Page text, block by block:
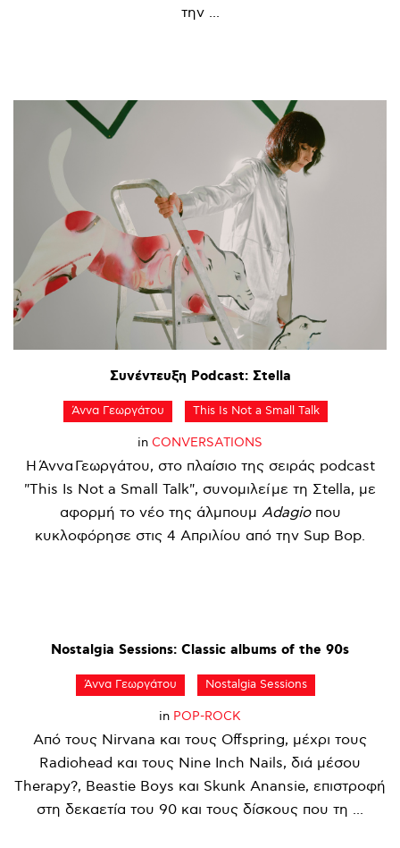
την ...
Συνέντευξη Podcast: Σtella
Άννα Γεωργάτου This Is Not a Small Talk
in CONVERSATIONS
Η Άννα Γεωργάτου, στο πλαίσιο της σειράς podcast
"This Is Not a Small Talk", συνομιλεί με τη Σtella, με
αφορμή το νέο της άλμπουμ Adagioπου
κυκλοφόρησε στις 4 Απριλίου από την Sup Bop.
Nostalgia Sessions: Classic albums of the 90s
Άννα Γεωργάτου Nostalgia Sessions
in POP-ROCK
Από τους Nirvana και τους Offspring, μέχρι τους
Radiohead και τους Nine Inch Nails, διά μέσου
Therapy?, Beastie Boys και Skunk Anansie, επιστροφή
στη δεκαετία του 90 και τους δίσκους που τη ...